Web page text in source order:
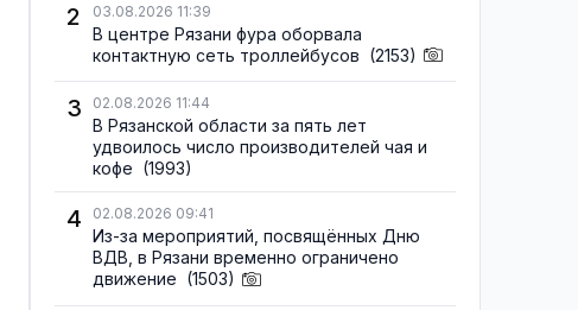
2 03.08.2026 11:39
В центре Рязани фура оборвала
контактную сеть троллейбусов (2153)
3 02.08.2026 11:44
В Рязанской области за пять лет
удвоилось число производителей чая и
кофе (1993)
4 02.08.2026 09:41
Из-за мероприятий, посвящённых Дню
ВДВ, в Рязани временно ограничено
движение (1503)